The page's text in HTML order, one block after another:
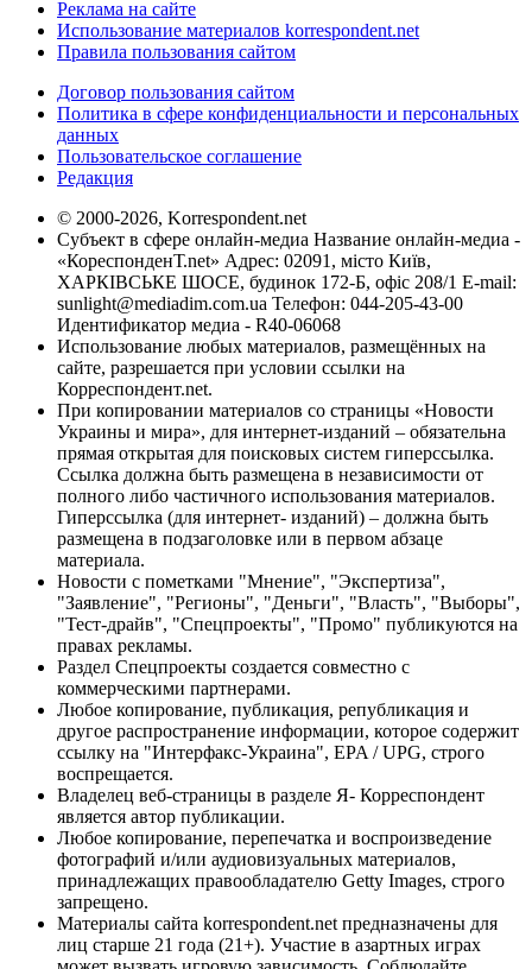
Реклама на сайте
Использование материалов korrespondent.net
Правила пользования сайтом
Договор пользования сайтом
Политика в сфере конфиденциальности и персональных
данных
Пользовательское соглашение
Редакция
© 2000-2026, Korrespondent.net
Субъект в сфере онлайн-медиа Название онлайн-медиа -
«КореспонденТ.net» Адрес: 02091, місто Київ,
ХАРКІВСЬКЕ ШОСЕ, будинок 172-Б, офіс 208/1 E-mail:
sunlight@mediadim.com.ua Телефон: 044-205-43-00
Идентификатор медиа - R40-06068
Использование любых материалов, размещённых на
сайте, разрешается при условии ссылки на
Корреспондент.net.
При копировании материалов со страницы «Новости
Украины и мира», для интернет-изданий – обязательна
прямая открытая для поисковых систем гиперссылка.
Ссылка должна быть размещена в независимости от
полного либо частичного использования материалов.
Гиперссылка (для интернет- изданий) – должна быть
размещена в подзаголовке или в первом абзаце
материала.
Новости с пометками "Мнение", "Экспертиза",
"Заявление", "Регионы", "Деньги", "Власть", "Выборы",
"Тест-драйв", "Спецпроекты", "Промо" публикуются на
правах рекламы.
Раздел Спецпроекты создается совместно с
коммерческими партнерами.
Любое копирование, публикация, републикация и
другое распространение информации, которое содержит
ссылку на "Интерфакс-Украина", EPA / UPG, строго
воспрещается.
Владелец веб-страницы в разделе Я- Корреспондент
является автор публикации.
Любое копирование, перепечатка и воспроизведение
фотографий и/или аудиовизуальных материалов,
принадлежащих правообладателю Getty Images, строго
запрещено.
Материалы сайта korrespondent.net предназначены для
лиц старше 21 года (21+). Участие в азартных играх